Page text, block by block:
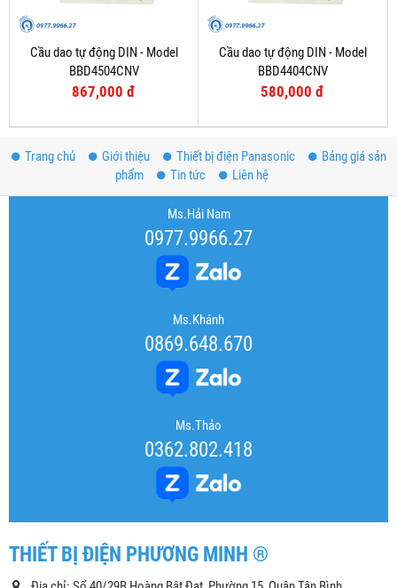
Cầu dao tự động DIN - Model
BBD4504CNV
867,000 đ
Cầu dao tự động DIN - Model
BBD4404CNV
580,000 đ
Trang chủ Giới thiệu Thiết bị điện Panasonic
Bảng giá sản
phẩm
Tin tức Liên hệ
Ms.Hải Nam
0977.9966.27
Ms.Khánh
0869.648.670
Ms.Thảo
0362.802.418
THIẾT BỊ ĐIỆN PHƯƠNG MINH ®